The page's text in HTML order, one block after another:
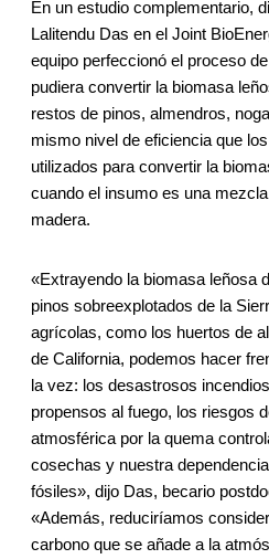
En un estudio complementario,
Lalitendu Das en el Joint
equipo perfeccionó el proceso
pudiera convertir la biomasa
restos de pinos, almendros,
mismo nivel de eficiencia que
utilizados para convertir la
cuando el insumo es una
madera.
«Extrayendo la biomasa leñosa
pinos sobreexplotados de la
agrícolas, como los huertos de
de California, podemos hacer
la vez: los desastrosos
propensos al fuego, los riesgos
atmosférica por la quema
cosechas y nuestra
fósiles», dijo Das, becario
«Además, reduciríamos
carbono que se añade a la